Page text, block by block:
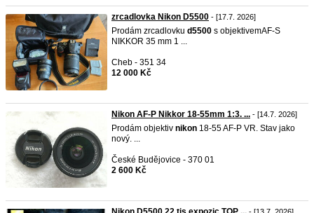
zrcadlovka Nikon D5500 - [17.7. 2026]
Prodám zrcadlovku d5500 s objektivemAF-S
NIKKOR 35 mm 1 ...
Cheb - 351 34
12 000 Kč
Nikon AF-P Nikkor 18-55mm 1:3. ... - [14.7. 2026]
Prodám objektiv nikon 18-55 AF-P VR. Stav jako
nový. ...
České Budějovice - 370 01
2 600 Kč